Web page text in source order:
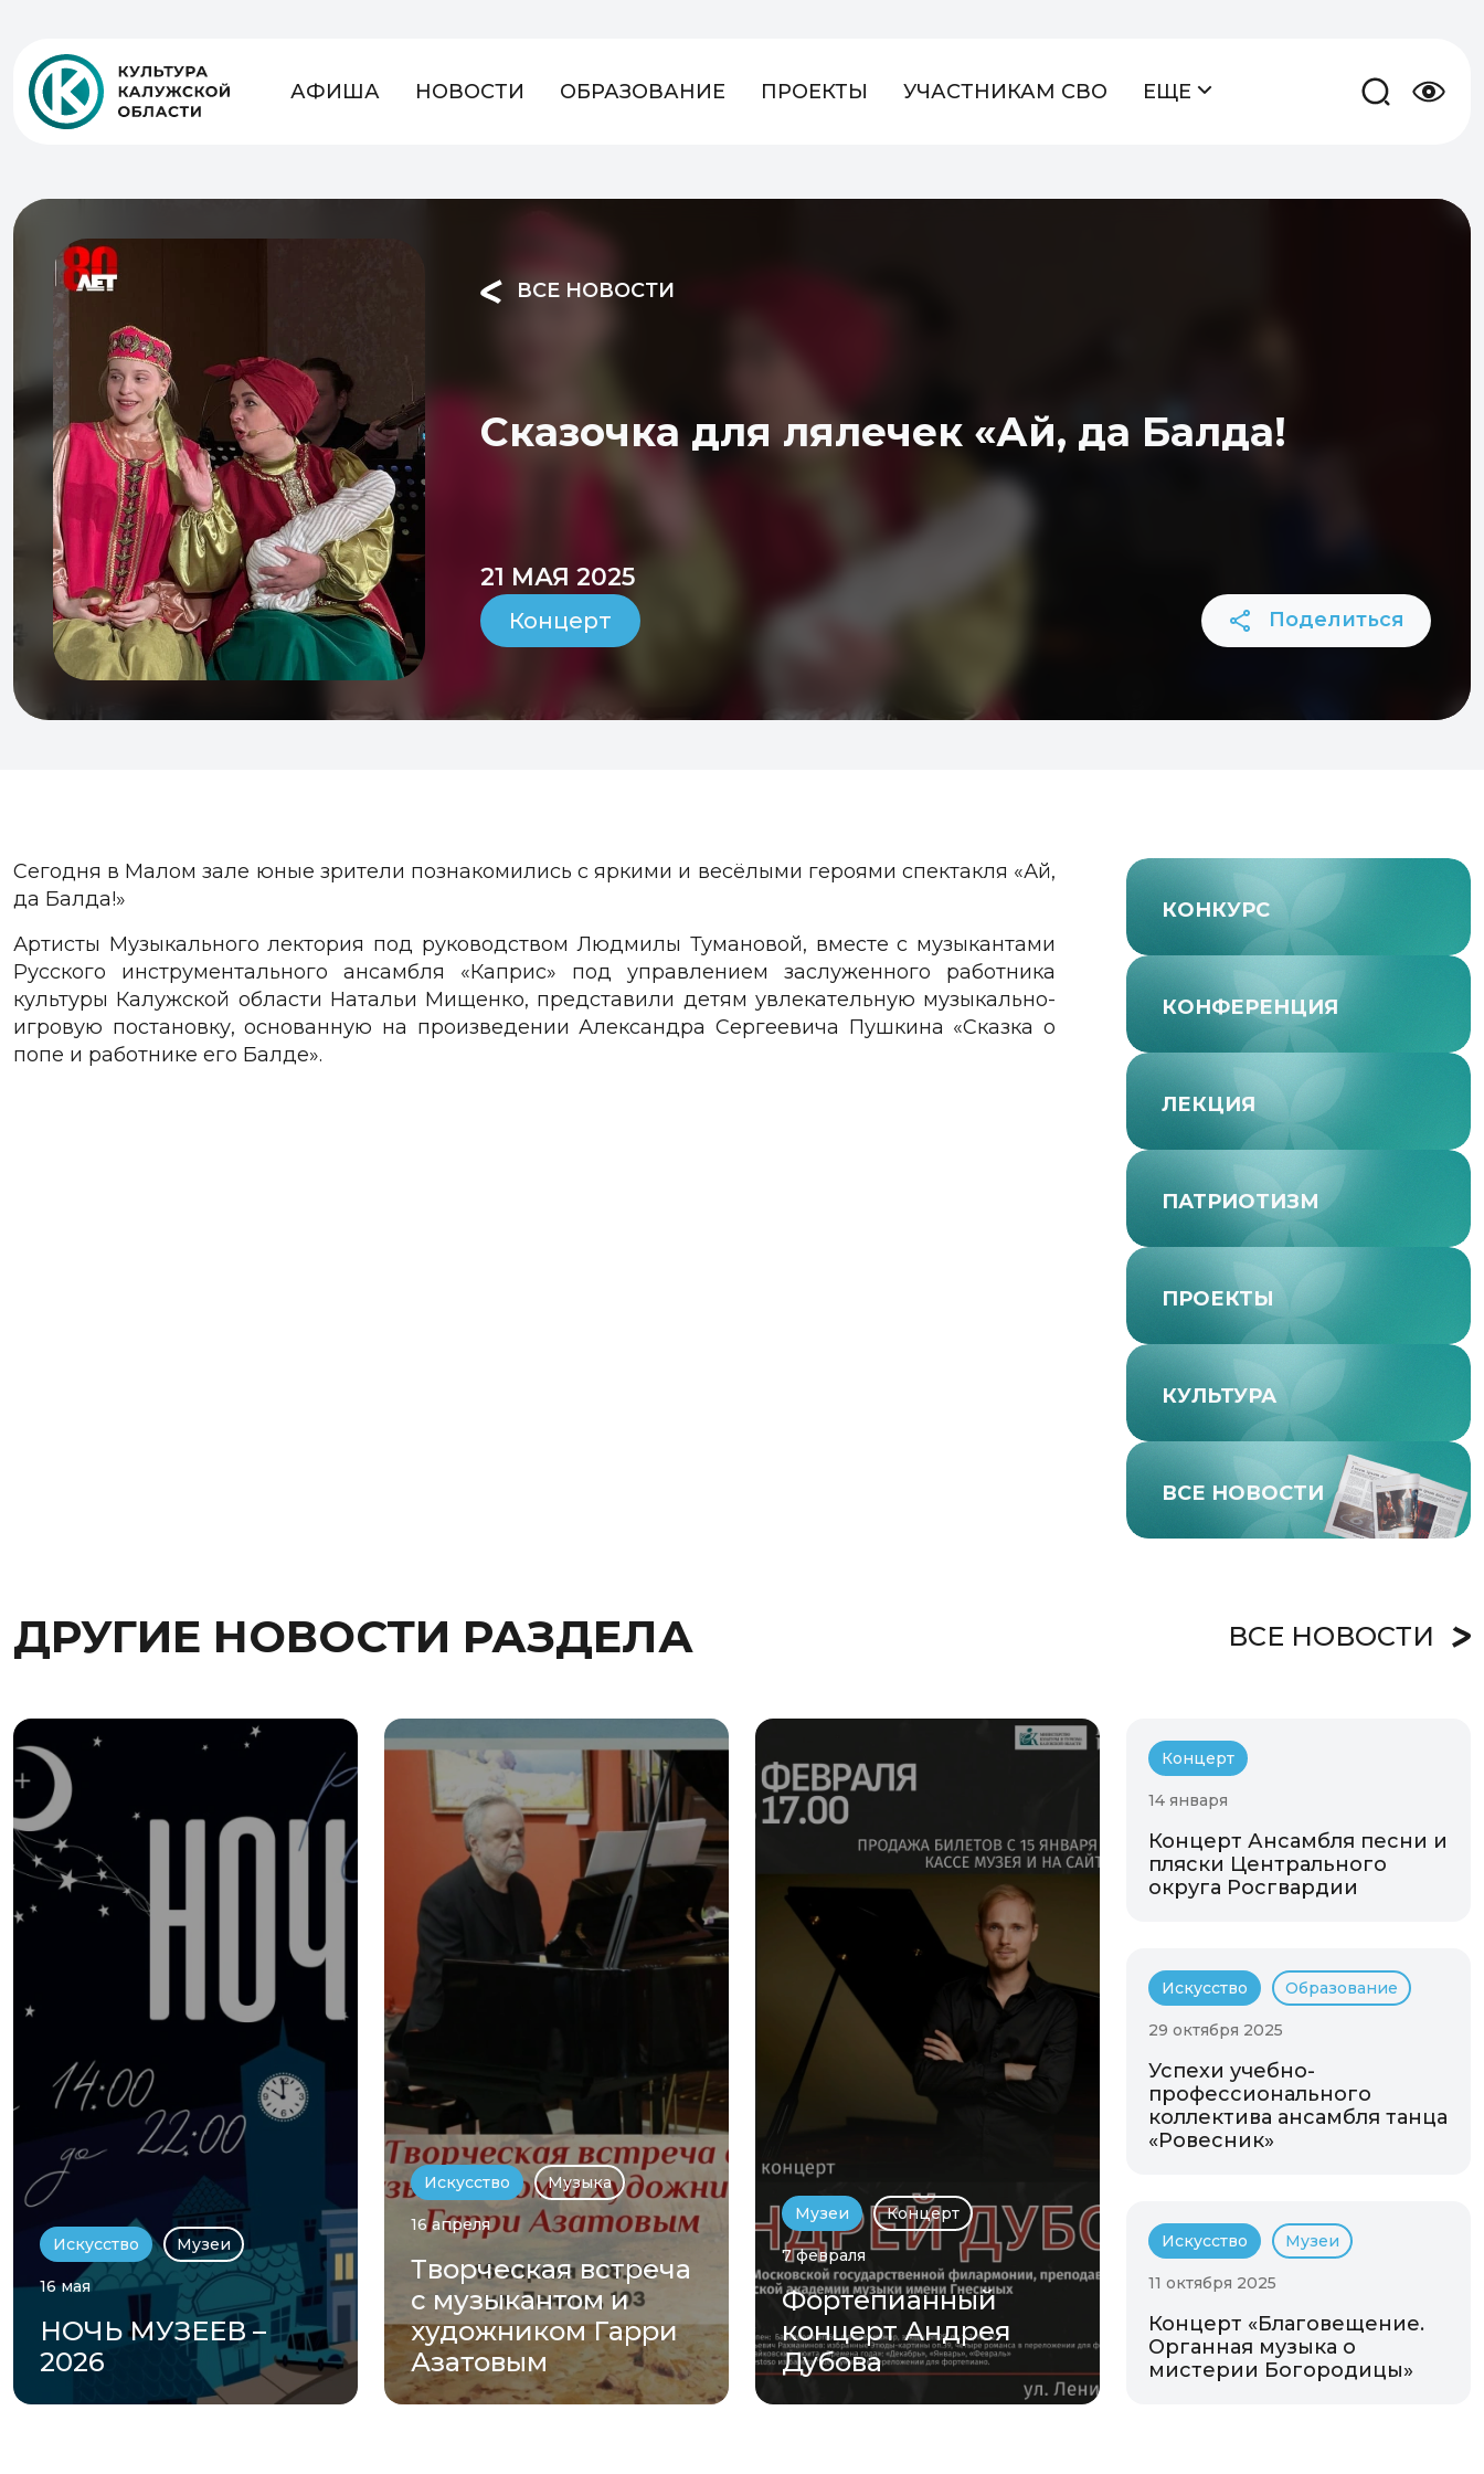
АФИША НОВОСТИ ОБРАЗОВАНИЕ ПРОЕКТЫ УЧАСТНИКАМ СВО ЕЩЕ
ВСЕ НОВОСТИ
Сказочка для лялечек «Ай, да Балда!
21 МАЯ 2025
Концерт Поделиться
Сегодня в Малом зале юные зрители познакомились с яркими и весёлыми героями спектакля «Ай,
да Балда!»
Артисты Музыкального лектория под руководством Людмилы Тумановой, вместе с музыкантами
Русского инструментального ансамбля «Каприс» под управлением заслуженного работника
культуры Калужской области Натальи Мищенко, представили детям увлекательную музыкально-
игровую постановку, основанную на произведении Александра Сергеевича Пушкина «Сказка о
попе и работнике его Балде».
КОНКУРС
КОНФЕРЕНЦИЯ
ЛЕКЦИЯ
ПАТРИОТИЗМ
ПРОЕКТЫ
КУЛЬТУРА
ВСЕ НОВОСТИ
ДРУГИЕ НОВОСТИ РАЗДЕЛА ВСЕ НОВОСТИ
Искусство Музеи
16 мая
НОЧЬ МУЗЕЕВ –
2026
Искусство Музыка
16 апреля
Творческая встреча
с музыкантом и
художником Гарри
Азатовым
Музеи Концерт
7 февраля
Фортепианный
концерт Андрея
Дубова
Концерт
14 января
Концерт Ансамбля песни и
пляски Центрального
округа Росгвардии
Искусство Образование
29 октября 2025
Успехи учебно-
профессионального
коллектива ансамбля танца
«Ровесник»
Искусство Музеи
11 октября 2025
Концерт «Благовещение.
Органная музыка о
мистерии Богородицы»